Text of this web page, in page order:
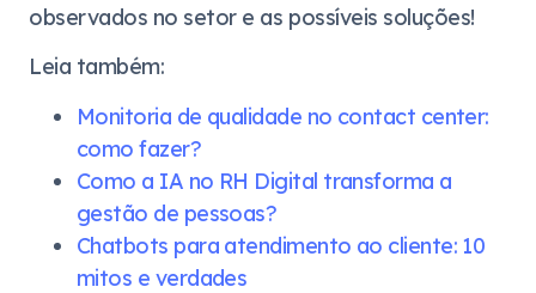
observados no setor e as possíveis soluções!
Leia também:
Monitoria de qualidade no contact center:
como fazer?
Como a IA no RH Digital transforma a
gestão de pessoas?
Chatbots para atendimento ao cliente: 10
mitos e verdades